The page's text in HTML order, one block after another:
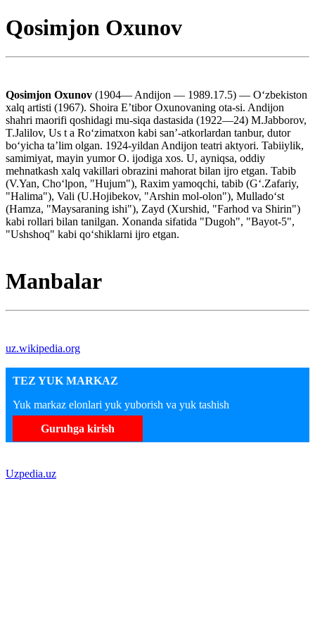
Qosimjon Oxunov
Qosimjon Oxunov (1904— Andijon — 1989.17.5) — Oʻzbekiston
xalq artisti (1967). Shoira Eʼtibor Oxunovaning ota-si. Andijon
shahri maorifi qoshidagi mu-siqa dastasida (1922—24) M.Jabborov,
T.Jalilov, Us t a Roʻzimatxon kabi sanʼ-atkorlardan tanbur, dutor
boʻyicha taʼlim olgan. 1924-yildan Andijon teatri aktyori. Tabiiylik,
samimiyat, mayin yumor O. ijodiga xos. U, ayniqsa, oddiy
mehnatkash xalq vakillari obrazini mahorat bilan ijro etgan. Tabib
(V.Yan, Choʻlpon, "Hujum"), Raxim yamoqchi, tabib (Gʻ.Zafariy,
"Halima"), Vali (U.Hojibekov, "Arshin mol-olon"), Mulladoʻst
(Hamza, "Maysaraning ishi"), Zayd (Xurshid, "Farhod va Shirin")
kabi rollari bilan tanilgan. Xonanda sifatida "Dugoh", "Bayot-5",
"Ushshoq" kabi qoʻshiklarni ijro etgan.
Manbalar
uz.wikipedia.org
TEZ YUK MARKAZ
Yuk markaz elonlari yuk yuborish va yuk tashish
Guruhga kirish
Uzpedia.uz